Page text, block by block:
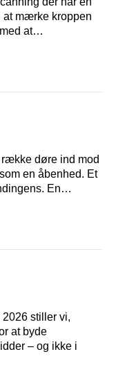
at mærke kroppen
at…
række døre ind mod
en åbenhed. Et
En…
2026 stiller vi,
at byde
– og ikke i